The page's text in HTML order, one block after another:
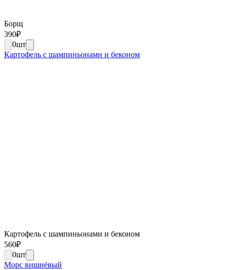
Борщ
390₽
0шт
Картофель с шампиньонами и беконом
Картофель с шампиньонами и беконом
560₽
0шт
Морс вишнёвый